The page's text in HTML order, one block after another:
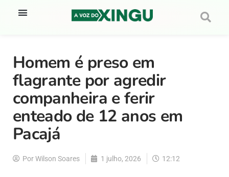
Homem é preso em
flagrante por agredir
companheira e ferir
enteado de 12 anos em
Pacajá
PorWilson Soares 1 julho, 2026 12:12